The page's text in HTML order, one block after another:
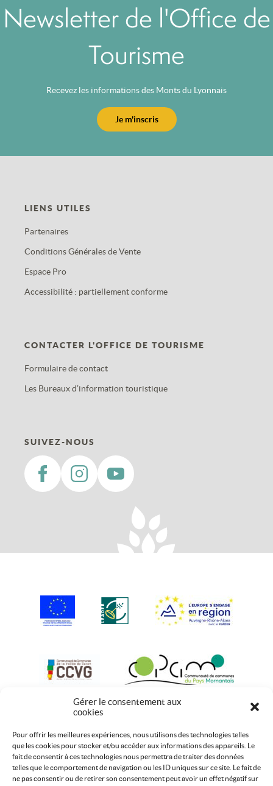
Gérer le consentement aux
cookies
Pour offrir les meilleures expériences, nous utilisons des technologies telles
que les cookies pour stocker et/ou accéder aux informations des appareils. Le
fait de consentir à ces technologies nous permettra de traiter des données
telles que le comportement de navigation ou les ID uniques sur ce site. Le fait de
ne pas consentir ou de retirer son consentement peut avoir un effet négatif sur
Newsletter de l'Office de
Tourisme
Recevez les informations des Monts du Lyonnais
Je m'inscris
LIENS UTILES
Partenaires
Conditions Générales de Vente
Espace Pro
Accessibilité : partiellement conforme
CONTACTER L'OFFICE DE TOURISME
Formulaire de contact
Les Bureaux d’information touristique
SUIVEZ-NOUS